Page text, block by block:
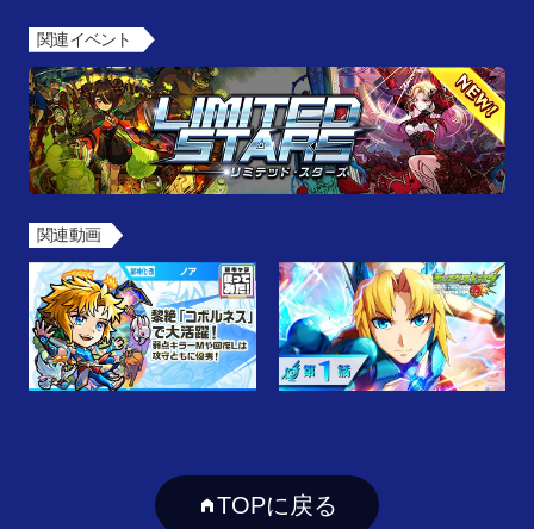
関連イベント
関連動画
TOPに戻る